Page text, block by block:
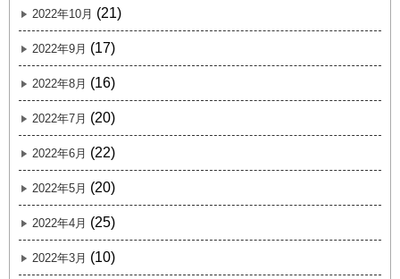
2022年10月 (21)
2022年9月 (17)
2022年8月 (16)
2022年7月 (20)
2022年6月 (22)
2022年5月 (20)
2022年4月 (25)
2022年3月 (10)